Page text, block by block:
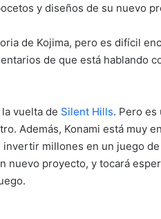
y diseños de su nuevo
de Kojima, pero es difícil
de que está hablando
vuelta de Silent Hills. Pero es
Además, Konami está muy
millones en un juego
nuevo proyecto, y tocará